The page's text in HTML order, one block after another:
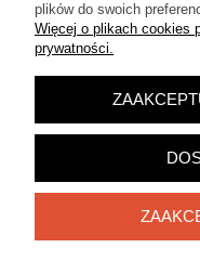
POKAŻ
Sklep
plików do swoich
Więcej o plikach cookies
prywatności.